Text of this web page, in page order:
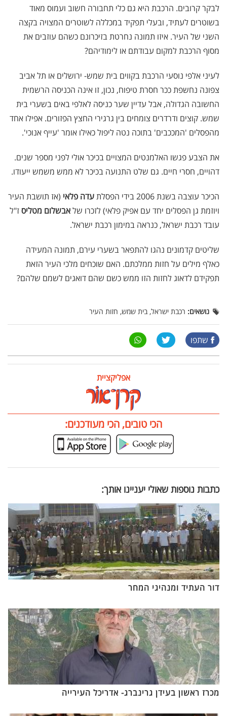
לבקר קרובים. הרכבת היא גם כלי תחבורה חשוב ועמוס מאוד
בשוטרים לעתיד, ובעלי תפקיד במכללה לשוטרים המצויה בקצה
השני של העיר. איזו תמונה נחרטת בזיכרונם כשהם עוזבים את
מסוף הרכבת למקום עבודתם או לימודיהם?
לעיני אלפי נוסעי הרכבת בקווים בית שמש- ירושלים או תל אביב
צפונה נחשפת ככר חסרת טיפוח, נכון, זו אינה הכניסה הרשמית
החשובה הגדולה, אבל עדיין שער כניסה לאלפי באים בשערי בית
שמש. קוצים ודרדרים צומחים בין גרגירי החצץ הפזורים. אפילו אחד
מהפסלים 'המככבים' בתוכה נטה ליפול כאילו אומר 'עייף אנוכי'.
את הצבע פגשו האלמנטים המצויים בכיכר אולי לפני מספר שנים.
דהויים, חסרי חיים. גם שלט התנועה בכיכר לא ממש משמש ייעודו.
הכיכר עוצבה בשנת 2006 בידי הפסלת עדה פלאי (אז תושבת העיר
ויוזמת גן הפסלים יחד עם אפיק פלאי) לזכרו שלאבשלום מטליסז"ל
עובד רכבת ישראל, כנראה במימון רכבת ישראל.
שליטים קדמונים נהגו להתפאר בשערי עירם, תמונה המעידה
כאלף מילים על חזות ממלכתם. האם שוכחים מלכי העיר הזאת
תפקידם לדאוג לחזות הזו ממש כשם שהם דואגים לשמם שלהם?
נושאים: רכבת ישראל, בית שמש, חזות העיר
שתפו
אפליקציית
הכי טובים, הכי מעודכנים:
כתבות נוספות שאולי יעניינו אותך:
דור העתיד ומנהיגי המחר
מכרז ראשון בעידן גרינברג- אדריכל העירייה